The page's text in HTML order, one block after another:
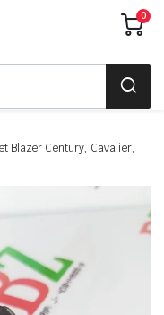
0
Blazer Century, Cavalier,